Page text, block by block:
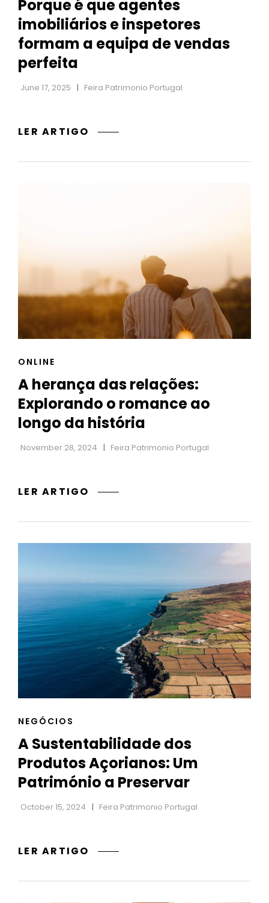
Porque é que agentes
imobiliários e inspetores
formam a equipa de vendas
perfeita
June 17, 2025 Feira Patrimonio Portugal
LER ARTIGO PORQUE
QUE
EQUIPA
DE
VENDAS
PERFEITA
CAT
ONLINE
A herança das relações:
Explorando o romance ao
longo da história
November 28, 2024 Feira Patrimonio Portugal
LER ARTIGO
DAS
ROMANCE
AO
LONGO
DA
HISTÓRIA
CAT
NEGÓCIOS
A Sustentabilidade dos
Produtos Açorianos: Um
Património a Preservar
October 15, 2024 Feira Patrimonio Portugal
LER ARTIGO
DOS